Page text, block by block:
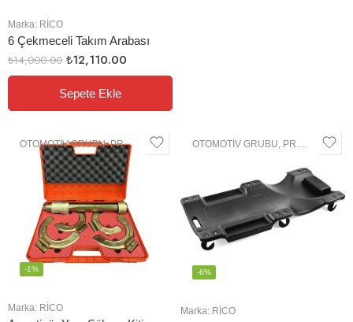
Marka: RİCO
6 Çekmeceli Takım Arabası
₺14,000.00 ₺12,110.00
Sepete Ekle
OTOMOTIV GRUBU,PROFESYONEL EL ALETLERI
Marka: RİCO
-1%
OTOMOTIV GRUBU PROFESYONEL EL ALETLERI
Marka: RİCO
-6%